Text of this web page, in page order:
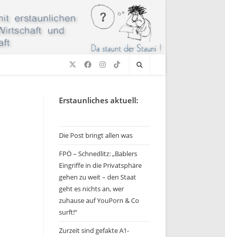
Erstaunliches aktuell:
Die Post bringt allen was
FPÖ – Schnedlitz: „Bablers
Eingriffe in die Privatsphäre
gehen zu weit – den Staat
geht es nichts an, wer
zuhause auf YouPorn & Co
surft!“
Zurzeit sind gefakte A1-